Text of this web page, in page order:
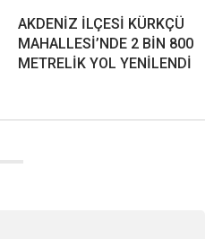
AKDENİZ İLÇESİ KÜRKÇÜ
MAHALLESİ’NDE 2 BİN 800
METRELİK YOL YENİLENDİ